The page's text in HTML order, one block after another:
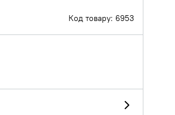
Код товару: 6953